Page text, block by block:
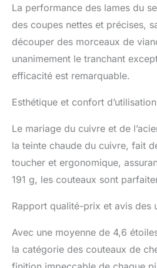
La performance des lames du
des coupes nettes et précises,
découper des morceaux de
unanimement le tranchant
efficacité est remarquable.
Esthétique et confort d’utilisation
Le mariage du cuivre et de
la teinte chaude du cuivre, fait
toucher et ergonomique,
191 g, les couteaux sont
Rapport qualité-prix et avis des
Avec une moyenne de 4,6
la catégorie des couteaux de